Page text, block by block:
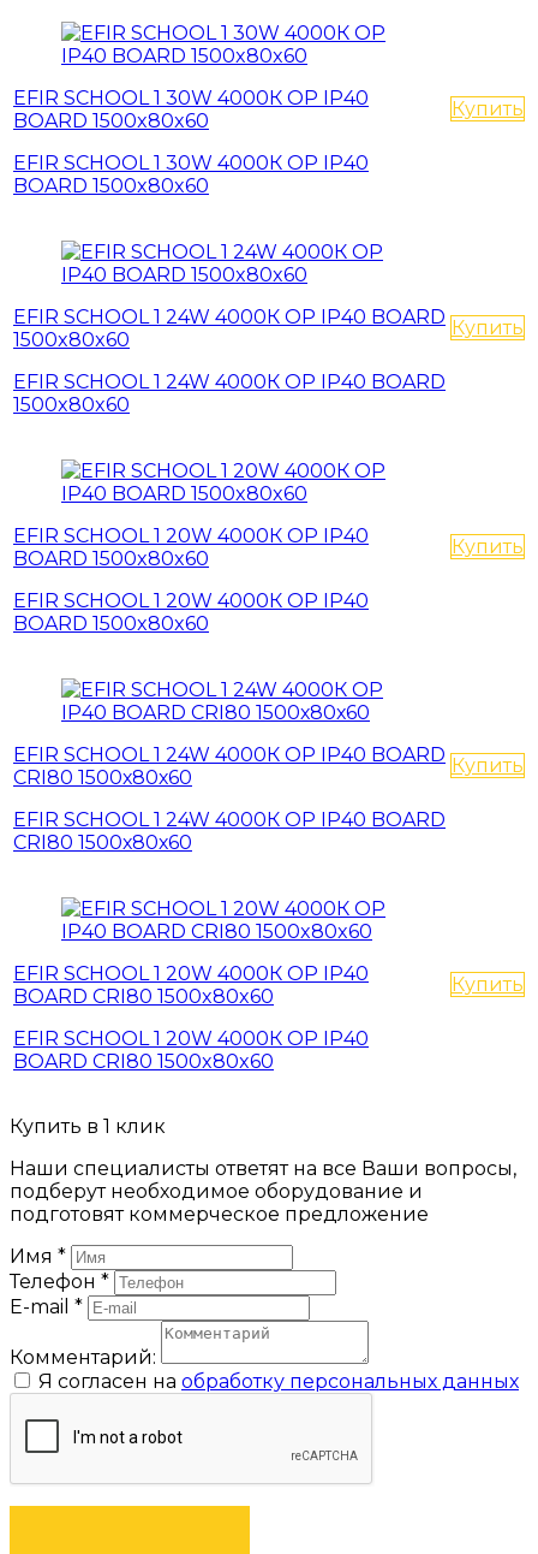
EFIR SCHOOL 1 30W 4000К OP IP40
BOARD 1500x80x60
EFIR SCHOOL 1 30W 4000К OP IP40
BOARD 1500x80x60
Купить
EFIR SCHOOL 1 24W 4000К OP IP40 BOARD
1500x80x60
EFIR SCHOOL 1 24W 4000К OP IP40 BOARD
1500x80x60
Купить
EFIR SCHOOL 1 20W 4000К OP IP40
BOARD 1500x80x60
EFIR SCHOOL 1 20W 4000К OP IP40
BOARD 1500x80x60
Купить
EFIR SCHOOL 1 24W 4000К OP IP40 BOARD
CRI80 1500х80х60
EFIR SCHOOL 1 24W 4000К OP IP40 BOARD
CRI80 1500х80х60
Купить
EFIR SCHOOL 1 20W 4000К OP IP40
BOARD CRI80 1500x80x60
EFIR SCHOOL 1 20W 4000К OP IP40
BOARD CRI80 1500x80x60
Купить
Купить в 1 клик
Наши специалисты ответят на все Ваши вопросы,
подберут необходимое оборудование и
подготовят коммерческое предложение
Имя *
Телефон *
E-mail *
Комментарий:
Я согласен на обработку персональных данных